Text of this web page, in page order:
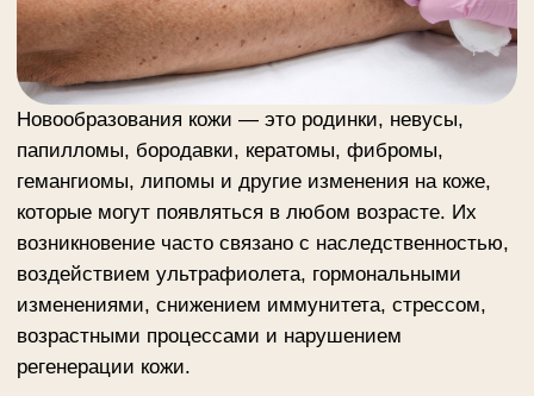
возникновение часто связано с наследственностью,
воздействием ультрафиолета, гормональными
изменениями, снижением иммунитета, стрессом,
возрастными процессами и нарушением
регенерации кожи.
Большинство кожных новообразований являются
доброкачественными и не представляют угрозы для
здоровья. Однако они могут доставлять
эстетический или физический дискомфорт:
кровоточить, зудеть, увеличиваться в размере или
менять внешний вид. Также поводом для обращения
к специалисту являются изменение цвета, формы и
язвенности, болезненности или уплотнения.